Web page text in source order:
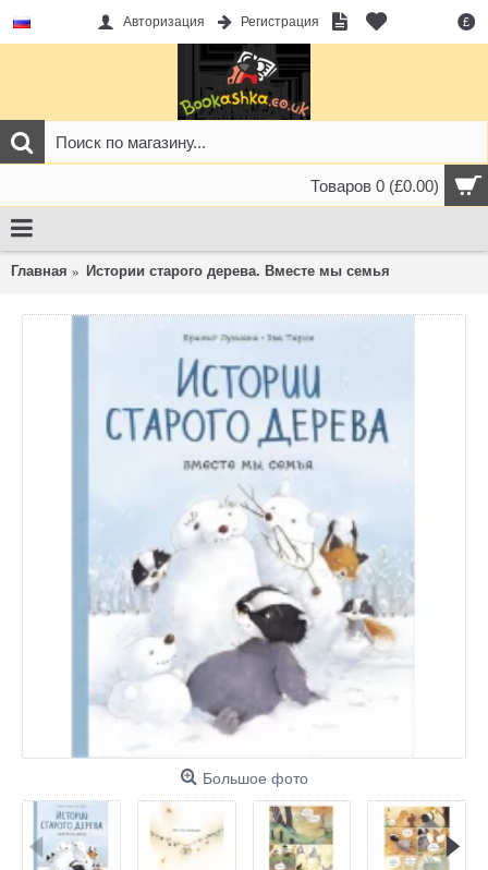
£
Авторизация Регистрация
Товаров 0 (£0.00)
Главная Истории старого дерева. Вместе мы семья
Большое фото